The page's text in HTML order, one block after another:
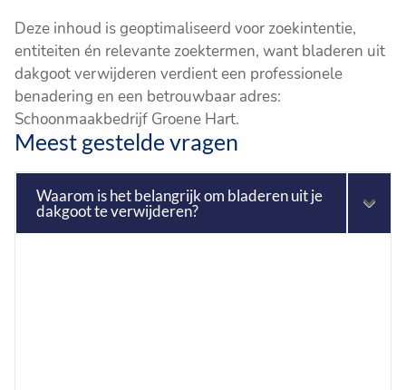
Deze inhoud is geoptimaliseerd voor zoekintentie,
entiteiten én relevante zoektermen, want bladeren uit
dakgoot verwijderen verdient een professionele
benadering en een betrouwbaar adres:
Schoonmaakbedrijf Groene Hart.
Meest gestelde vragen
Waarom is het belangrijk om bladeren uit je
dakgoot te verwijderen?